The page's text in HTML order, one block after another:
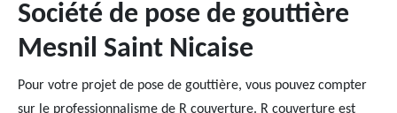
Société de pose de gouttière
Mesnil Saint Nicaise
Pour votre projet de pose de gouttière, vous pouvez compter
sur le professionnalisme de R couverture. R couverture est